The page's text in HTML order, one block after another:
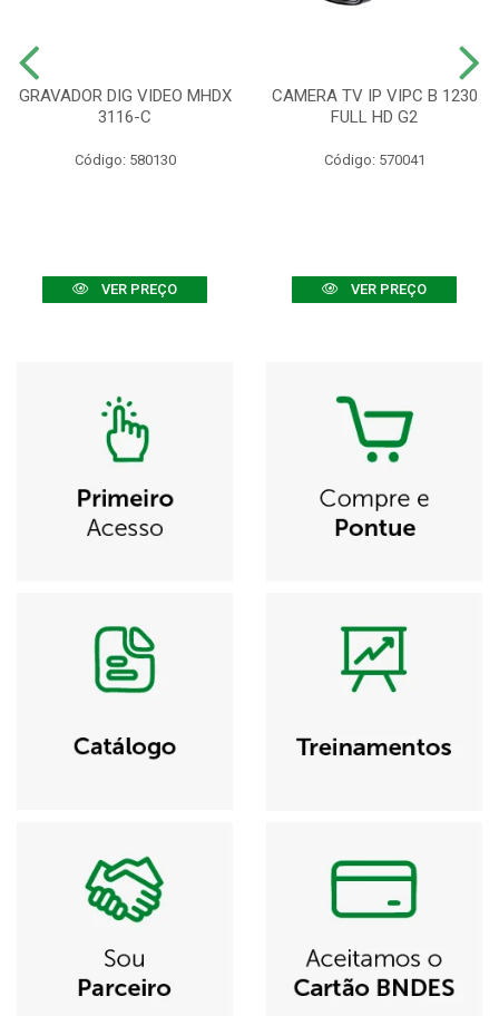
GRAVADOR DIG VIDEO MHDX
3116-C
Código: 580130
VER PREÇO
CAMERA TV IP VIPC B 1230
FULL HD G2
Código: 570041
VER PREÇO